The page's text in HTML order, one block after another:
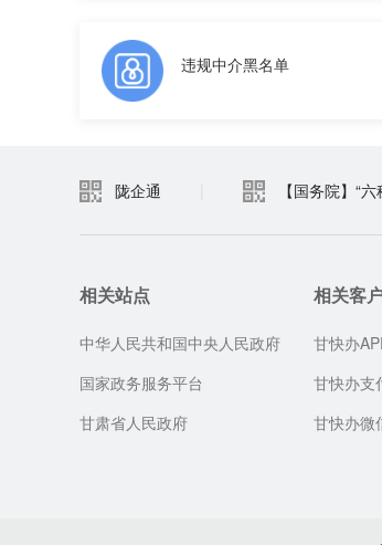
违规中介黑名单
陇企通 【国务院】“
相关站点
中华人民共和国中央人民政府
国家政务服务平台
甘肃省人民政府
相关客
甘快办
甘快办支
甘快办微